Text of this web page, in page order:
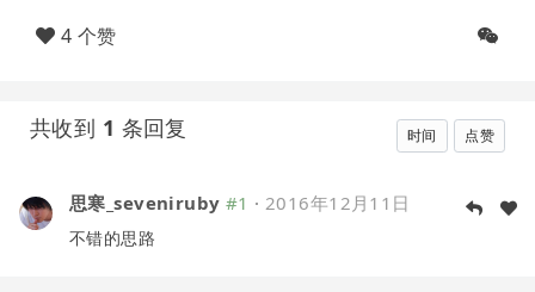
4 个赞
共收到 1 条回复 时间 点赞
思寒_seveniruby #1 · 2016年12月11日
不错的思路